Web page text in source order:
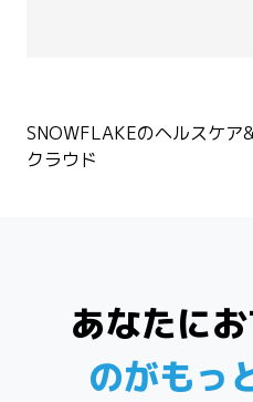
SNOWFLAKEのヘルスケア
クラウド
あなたに
のがもっ